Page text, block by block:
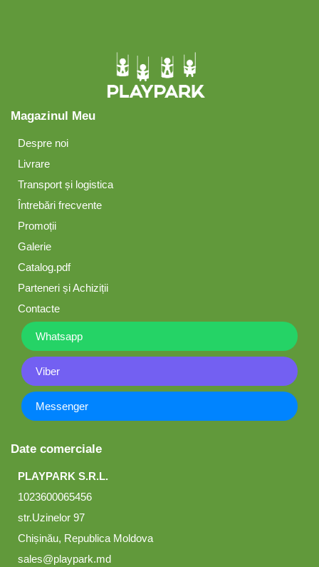
Magazinul Meu
Despre noi
Livrare
Transport și logistica
Întrebări frecvente
Promoții
Galerie
Catalog.pdf
Parteneri și Achiziții
Contacte
Whatsapp
Viber
Messenger
Date comerciale
PLAYPARK S.R.L.
1023600065456
str.Uzinelor 97
Chișinău, Republica Moldova
sales@playpark.md